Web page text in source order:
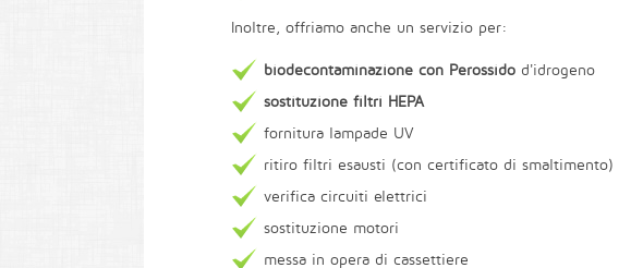
Inoltre, offriamo anche un servizio per:
biodecontaminazione con Perossido d'idrogeno
sostituzione filtri HEPA
fornitura lampade UV
ritiro filtri esausti (con certificato di smaltimento)
verifica circuiti elettrici
sostituzione motori
messa in opera di cassettiere